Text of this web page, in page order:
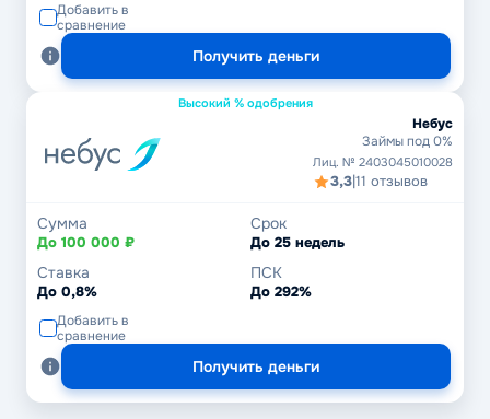
Добавить в
сравнение
Получить деньги
Высокий % одобрения
Небус
Займы под 0%
Лиц. № 2403045010028
3,3|11 отзывов
Сумма
До 100 000 ₽
Срок
До 25 недель
Ставка
До 0,8%
ПСК
До 292%
Добавить в
сравнение
Получить деньги